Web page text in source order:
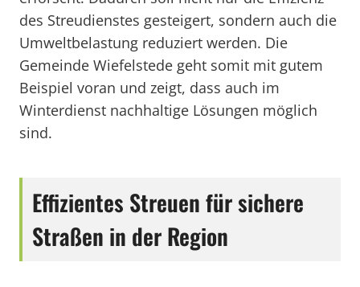
des Streudienstes gesteigert, sondern auch die
Umweltbelastung reduziert werden. Die
Gemeinde Wiefelstede geht somit mit gutem
Beispiel voran und zeigt, dass auch im
Winterdienst nachhaltige Lösungen möglich
sind.
Effizientes Streuen für sichere
Straßen in der Region